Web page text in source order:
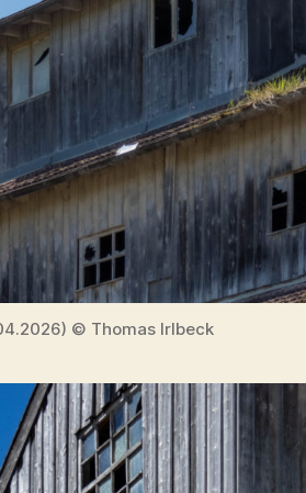
© Thomas Irlbeck